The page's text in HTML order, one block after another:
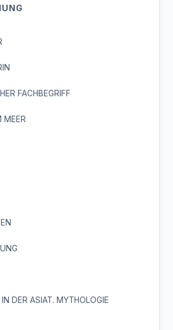
FACHBEGRIFF
MEER
DER ASIAT. MYTHOLOGIE